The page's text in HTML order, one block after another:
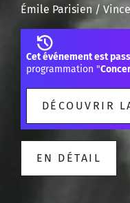
Émile Parisien /
Cet événement est
programmation "
DÉCOUVRIR
EN DÉTAIL